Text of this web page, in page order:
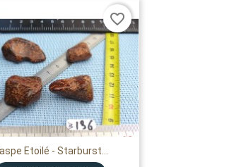
Etoilé - Starburst...
favorite_border